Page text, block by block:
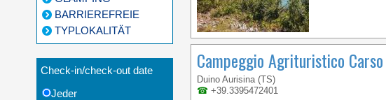
BARRIEREFREIE
TYPLOKALITÄT
Check-in/check-out date
Jeder
Campeggio Agrituristico Carso
Duino Aurisina (TS)
☎ +39.3395472401